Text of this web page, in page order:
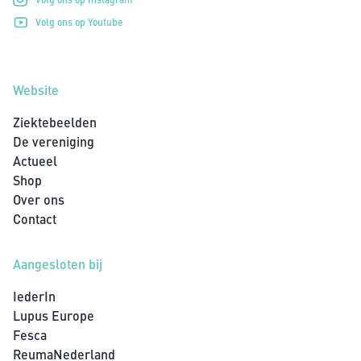
Volg ons op Youtube
Website
Ziektebeelden
De vereniging
Actueel
Shop
Over ons
Contact
Aangesloten bij
IederIn
Lupus Europe
Fesca
ReumaNederland